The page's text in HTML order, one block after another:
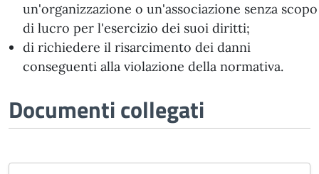
un'organizzazione o un'associazione senza scopo
di lucro per l'esercizio dei suoi diritti;
di richiedere il risarcimento dei danni
conseguenti alla violazione della normativa.
Documenti collegati